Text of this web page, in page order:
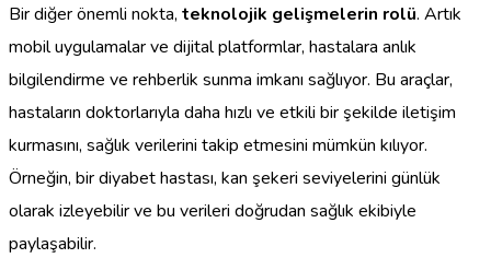
Bir diğer önemli nokta, teknolojik gelişmelerin rolü. Artık
mobil uygulamalar ve dijital platformlar, hastalara anlık
bilgilendirme ve rehberlik sunma imkanı sağlıyor. Bu araçlar,
hastaların doktorlarıyla daha hızlı ve etkili bir şekilde iletişim
kurmasını, sağlık verilerini takip etmesini mümkün kılıyor.
Örneğin, bir diyabet hastası, kan şekeri seviyelerini günlük
olarak izleyebilir ve bu verileri doğrudan sağlık ekibiyle
paylaşabilir.